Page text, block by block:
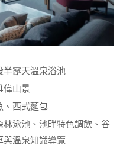
半露天溫泉浴池
偉山景
、西式麵包
泳池、池畔特色調飲、谷
與溫泉知識導覽